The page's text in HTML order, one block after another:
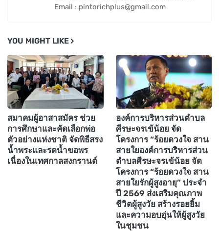
Email : pintorichplus@gmail.com
YOU MIGHT LIKE
สมาคมผู้อาสาสมัคร ช่วย
การศึกษาและคัดเลือกพ่อ
ตัวอย่างแห่งชาติ จัดพิธีสรง
น้ำพระและรดน้ำขอพร
เนื่องในเทศกาลสงกรานต์
องค์การบริหารส่วนตำบล
ศีรษะจรเข้น้อย จัด
โครงการ “ร้อยดวงใจ สาน
สายใยองค์การบริหารส่วน
ตำบลศีรษะจรเข้น้อย จัด
โครงการ “ร้อยดวงใจ สาน
สายใยรักผู้สูงอายุ” ประจำ
ปี 2569 ส่งเสริมคุณภาพ
ชีวิตผู้สูงวัย สร้างรอยยิ้ม
และความอบอุ่นให้ผู้สูงวัย
ในชุมชน